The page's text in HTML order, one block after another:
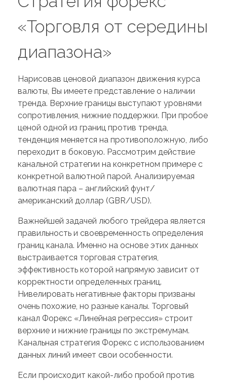
«Торговля от середины
диапазона»
Нарисовав ценовой диапазон движения курса
валюты, Вы имеете представление о наличии
тренда. Верхние границы выступают уровнями
сопротивления, нижние поддержки. При пробое
ценой одной из границ против тренда,
тенденция меняется на противоположную, либо
переходит в боковую. Рассмотрим действие
канальной стратегии на конкретном примере с
конкретной валютной парой. Анализируемая
валютная пара – английский фунт/
американский доллар (GBR/USD).
Важнейшей задачей любого трейдера является
правильность и своевременность определения
границ канала. Именно на основе этих данных
выстраивается торговая стратегия,
эффективность которой напрямую зависит от
корректности определенных границ.
Нивелировать негативные факторы призваны
очень похожие, но разные каналы. Торговый
канал Форекс «Линейная регрессия» строит
верхние и нижние границы по экстремумам.
Канальная стратегия Форекс с использованием
данных линий имеет свои особенности.
Если происходит какой-либо пробой против